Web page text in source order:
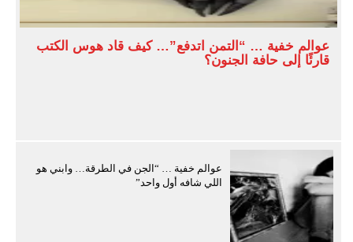
عوالم خفية … “التمن اتدفع”… كيف قاد هوس الكتب
قارئًا إلى حافة الجنون؟
عوالم خفية … “الجن في الطرقة… وابني هو
اللي شافه أول واحد”